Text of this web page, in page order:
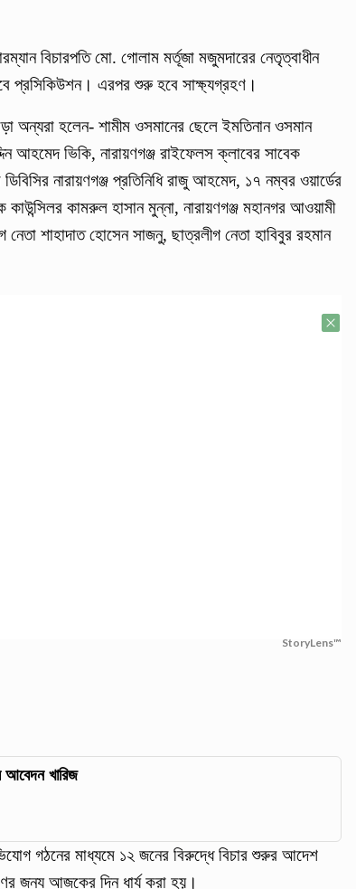
বিচারপতি মো. গোলাম মর্তূজা মজুমদারের নেতৃত্বাধীন
প্রসিকিউশন। এরপর শুরু হবে সাক্ষ্যগ্রহণ।
অন্যরা হলেন- শামীম ওসমানের ছেলে ইমতিনান ওসমান
আহমেদ ভিকি, নারায়ণগঞ্জ রাইফেলস ক্লাবের সাবেক
নারায়ণগঞ্জ প্রতিনিধি রাজু আহমেদ, ১৭ নম্বর ওয়ার্ডের
কামরুল হাসান মুন্না, নারায়ণগঞ্জ মহানগর আওয়ামী
শাহাদাত হোসেন সাজনু, ছাত্রলীগ নেতা হাবিবুর রহমান
StoryLens™
খারিজ
গঠনের মাধ্যমে ১২ জনের বিরুদ্ধে বিচার শুরুর আদেশ
জন্য আজকের দিন ধার্য করা হয়।